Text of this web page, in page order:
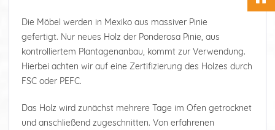
Die Möbel werden in Mexiko aus massiver Pinie
gefertigt. Nur neues Holz der Ponderosa Pinie, aus
kontrolliertem Plantagenanbau, kommt zur Verwendung.
Hierbei achten wir auf eine Zertifizierung des Holzes durch
FSC oder PEFC.
Das Holz wird zunächst mehrere Tage im Ofen getrocknet
und anschließend zugeschnitten. Von erfahrenen